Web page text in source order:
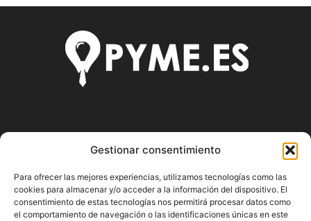
Gestionar consentimiento
Para ofrecer las mejores experiencias, utilizamos tecnologías como las
cookies para almacenar y/o acceder a la información del dispositivo. El
consentimiento de estas tecnologías nos permitirá procesar datos como
el comportamiento de navegación o las identificaciones únicas en este
Pyme.es es el portal web donde podrás mantenerte
actualizado de todas las noticias y novedades sobre la
economía en España y el mundo, así como donde podrás
conseguir toda la información necesaria sobre